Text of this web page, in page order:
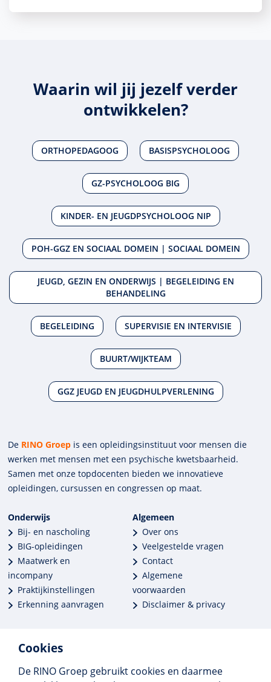
Cookies
De RINO Groep gebruikt cookies en daarmee
Waarin wil jij jezelf verder
ontwikkelen?
ORTHOPEDAGOOG BASISPSYCHOLOOG
GZ-PSYCHOLOOG BIG
KINDER- EN JEUGDPSYCHOLOOG NIP
POH-GGZ EN SOCIAAL DOMEIN | SOCIAAL DOMEIN
JEUGD, GEZIN EN ONDERWIJS | BEGELEIDING EN
BEHANDELING
BEGELEIDING SUPERVISIE EN INTERVISIE
BUURT/WIJKTEAM
GGZ JEUGD EN JEUGDHULPVERLENING
De RINO Groep is een opleidings­insti­tuut voor mensen die
werken met mensen met een psychische kwets­baar­heid.
Samen met onze top­docenten bieden we innova­tieve
opleidingen, cursussen en congres­sen op maat.
Onderwijs
Bij- en nascholing
BIG-opleidingen
Maatwerk en
incompany
Praktijkinstellingen
Erkenning aanvragen
Algemeen
Over ons
Veelgestelde vragen
Contact
Algemene
voorwaarden
Disclaimer & privacy
Meer dan 250 opleidingen